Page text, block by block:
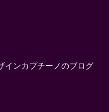
インカプチーノのブログ